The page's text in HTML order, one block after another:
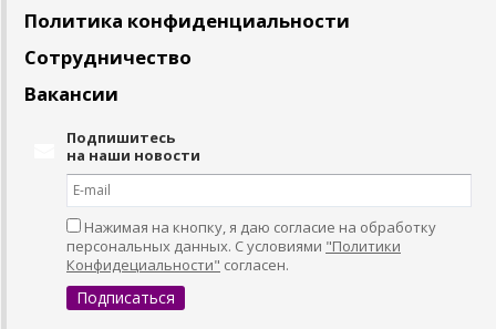
Политика конфиденциальности
Сотрудничество
Вакансии
Подпишитесь
на наши новости
Нажимая на кнопку, я даю согласие на обработку
персональных данных. С условиями "Политики
Конфидециальности" согласен.